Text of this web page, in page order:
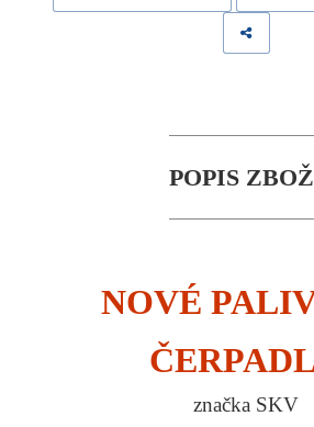
POPIS
NOVÉ
značka SKV